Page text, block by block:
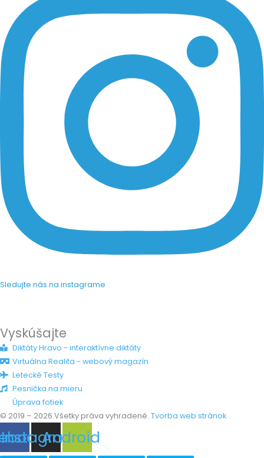
Sledujte nás na instagrame
Vyskúšajte
Diktáty Hravo - interaktívne diktáty
Virtuálna Realita - webový magazín
Letecké Testy
Pesnička na mieru
Úprava fotiek
© 2019 – 2026.Všetky práva vyhradené. Tvorba web stránok
Instagram
Android